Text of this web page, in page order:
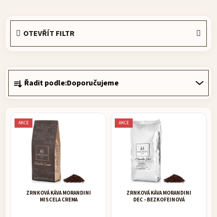
OTEVŘÍT FILTR
Ř
a
z
Řadit podle:Doporučujeme
AKCE
ZRNKOVÁ KÁVA MORANDINI
MISCELA CREMA
AKCE
ZRNKOVÁ KÁVA MORANDINI
DEC - BEZKOFEINOVÁ